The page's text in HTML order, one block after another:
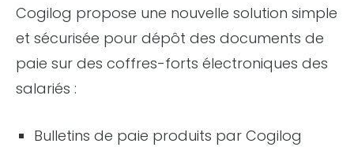
Cogilog propose une nouvelle solution simple
et sécurisée pour dépôt des documents de
paie sur des coffres-forts électroniques des
salariés :
Bulletins de paie produits par Cogilog